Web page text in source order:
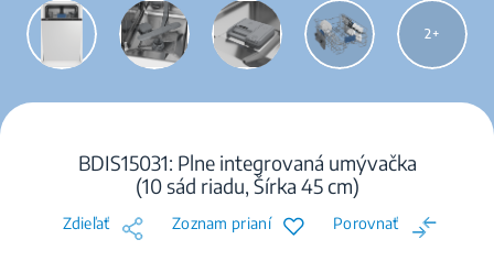
2
BDIS15031: Plne integrovaná umývačka
(10 sád riadu, Šírka 45 cm)
Zdieľať Zoznam prianí Porovnať